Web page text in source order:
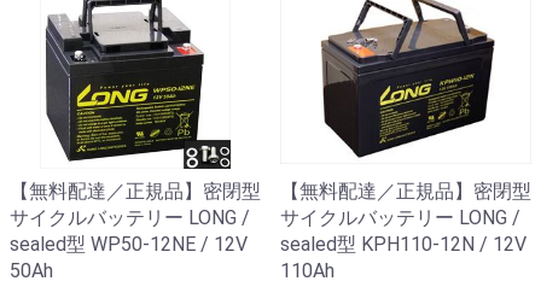
【無料配達／正規品】密閉型
サイクルバッテリー LONG /
sealed型 WP50-12NE / 12V
50Ah
【無料配達／正規品】密閉型
サイクルバッテリー LONG /
sealed型 KPH110-12N / 12V
110Ah